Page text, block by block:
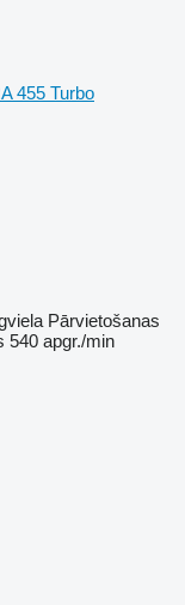
455 Turbo
Pārvietošanas
540 apgr./min